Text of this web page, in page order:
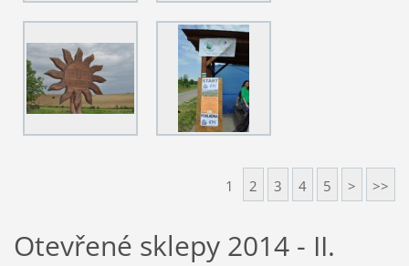
1 2 3 4 5 > >>
Otevřené sklepy 2014 - II.